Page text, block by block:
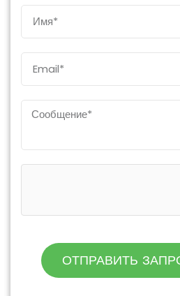
ОТПРАВИТЬ